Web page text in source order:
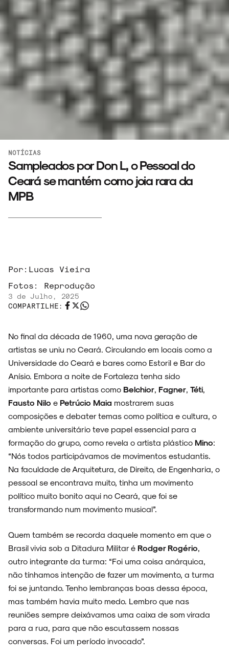
NOTÍCIAS
Sampleados por Don L, o Pessoal do
Ceará se mantém como joia rara da
MPB
Por: Lucas Vieira
Fotos: Reprodução
3 de Julho, 2025
COMPARTILHE:
No final da década de 1960, uma nova geração de
artistas se uniu no Ceará. Circulando em locais como a
Universidade do Ceará e bares como Estoril e Bar do
Anísio. Embora a noite de Fortaleza tenha sido
importante para artistas como Belchior Fagner Téti
Fausto Nilo e Petrúcio Maia mostrarem suas
composições e debater temas como política e cultura, o
ambiente universitário teve papel essencial para a
formação do grupo, como revela o artista plástico Mino:
“Nós todos participávamos de movimentos estudantis.
Na faculdade de Arquitetura, de Direito, de Engenharia, o
pessoal se encontrava muito, tinha um movimento
político muito bonito aqui no Ceará, que foi se
transformando num movimento musical”.
Quem também se recorda daquele momento em que o
Brasil vivia sob a Ditadura Militar é Rodger Rogério
outro integrante da turma: “Foi uma coisa anárquica,
não tínhamos intenção de fazer um movimento, a turma
foi se juntando. Tenho lembranças boas dessa época,
mas também havia muito medo. Lembro que nas
reuniões sempre deixávamos uma caixa de som virada
para a rua, para que não escutassem nossas
conversas. Foi um período invocado”.